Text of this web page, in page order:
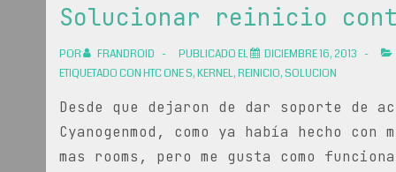
linux
con
systemd
Solucionar reinicio
POR FRANDROID PUBLICADO EL DICIEMBRE 16, 2013
ETIQUETADO CONHTC ONE S,KERNEL,REINICIO,SOLUCION
Desde que dejaron de dar soporte de
Cyanogenmod, como ya había hecho
mas rooms, pero me gusta como